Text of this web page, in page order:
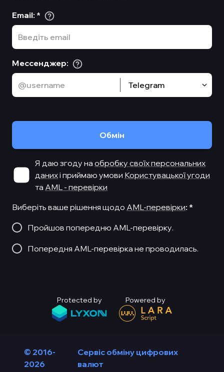
Email: *
Мессенджер:
Telegram
Обмiн
Я даю згоду на обробку своїх персональних
данихі приймаю умови Користувацької угоди
та AML - перевірки
Виберіть ваше рішення щодо AML-перевірки: *
Пройшов попередню AML-перевірку.
Попередня AML-перевірка не проводилась.
Protected by Powered by
© 2016-
2026
Сервіс обміну цифрових
валют